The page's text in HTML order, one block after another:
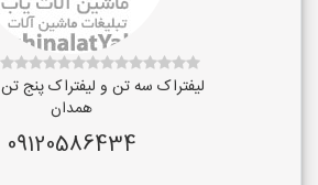
لیفتراک سه تن و لیفتراک پنج
همدان
09120586434